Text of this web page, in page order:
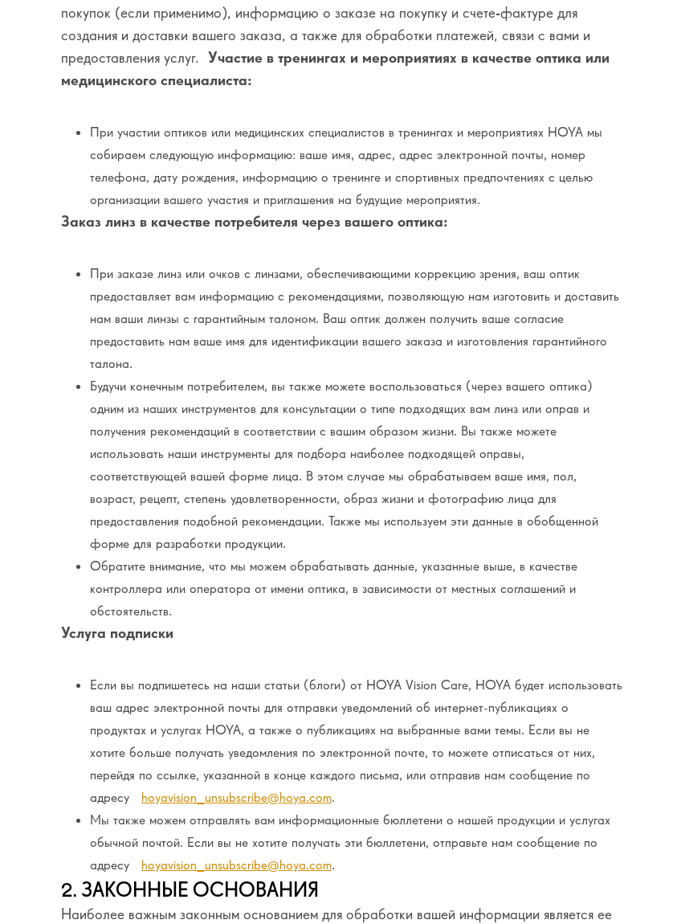
покупок (если применимо), информацию о заказе на покупку и счете-фактуре для
создания и доставки вашего заказа, а также для обработки платежей, связи с вами и
предоставления услуг. Участие в тренингах и мероприятиях в качестве оптика или
медицинского специалиста:
При участии оптиков или медицинских специалистов в тренингах и мероприятиях HOYA мы
собираем следующую информацию: ваше имя, адрес, адрес электронной почты, номер
телефона, дату рождения, информацию о тренинге и спортивных предпочтениях с целью
организации вашего участия и приглашения на будущие мероприятия.
Заказ линз в качестве потребителя через вашего оптика:
При заказе линз или очков с линзами, обеспечивающими коррекцию зрения, ваш оптик
предоставляет вам информацию с рекомендациями, позволяющую нам изготовить и доставить
нам ваши линзы с гарантийным талоном. Ваш оптик должен получить ваше согласие
предоставить нам ваше имя для идентификации вашего заказа и изготовления гарантийного
талона.
Будучи конечным потребителем, вы также можете воспользоваться (через вашего оптика)
одним из наших инструментов для консультации о типе подходящих вам линз или оправ и
получения рекомендаций в соответствии с вашим образом жизни. Вы также можете
использовать наши инструменты для подбора наиболее подходящей оправы,
соответствующей вашей форме лица. В этом случае мы обрабатываем ваше имя, пол,
возраст, рецепт, степень удовлетворенности, образ жизни и фотографию лица для
предоставления подобной рекомендации. Также мы используем эти данные в обобщенной
форме для разработки продукции.
Обратите внимание, что мы можем обрабатывать данные, указанные выше, в качестве
контроллера или оператора от имени оптика, в зависимости от местных соглашений и
обстоятельств.
Услуга подписки
Если вы подпишетесь на наши статьи (блоги) от HOYA Vision Care, HOYA будет использовать
ваш адрес электронной почты для отправки уведомлений об интернет-публикациях о
продуктах и услугах HOYA, а также о публикациях на выбранные вами темы. Если вы не
хотите больше получать уведомления по электронной почте, то можете отписаться от них,
перейдя по ссылке, указанной в конце каждого письма, или отправив нам сообщение по
адресу hoyavision_unsubscribe@hoya.com.
Мы также можем отправлять вам информационные бюллетени о нашей продукции и услугах
обычной почтой. Если вы не хотите получать эти бюллетени, отправьте нам сообщение по
адресу hoyavision_unsubscribe@hoya.com.
2. ЗАКОННЫЕ ОСНОВАНИЯ
Наиболее важным законным основанием для обработки вашей информации является ее